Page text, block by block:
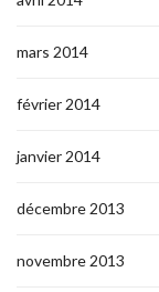
mars 2014
février 2014
janvier 2014
décembre 2013
novembre 2013